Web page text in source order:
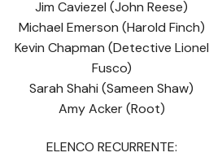
Jim Caviezel (John Reese)
Michael Emerson (Harold Finch)
Kevin Chapman (Detective Lionel
Fusco)
Sarah Shahi (Sameen Shaw)
Amy Acker (Root)
ELENCO RECURRENTE: